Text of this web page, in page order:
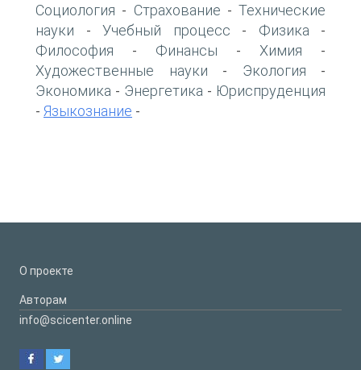
Социология - Страхование - Технические
науки - Учебный процесс - Физика -
Философия - Финансы - Химия -
Художественные науки - Экология -
Экономика - Энергетика - Юриспруденция
- Языкознание -
О проекте
Авторам
info@scicenter.online